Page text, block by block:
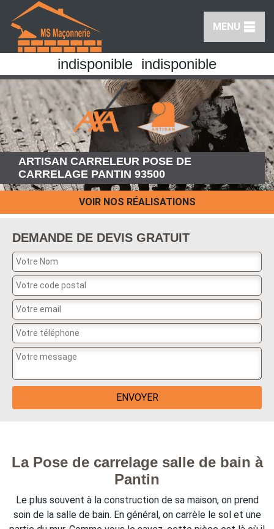
MENU
indisponible indisponible
ARTISAN CARRELEUR POSE DE
CARRELAGE PANTIN 93500
VOIR NOS RÉALISATIONS
DEMANDE DE DEVIS GRATUIT
La Pose de carrelage salle de bain à
Pantin
Le plus souvent à la construction de sa maison, on prend
soin de la salle de bain. En général, on carrèle le sol et une